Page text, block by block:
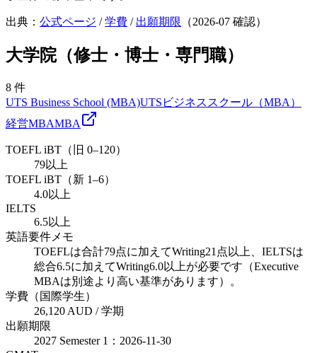
出典： 公式ページ /学費 / 出願期限 （2026-07 確認）
大学院（修士・博士・専門職）
8 件
UTS Business School (MBA)UTSビジネススクール（MBA）
経営MBAMBA
TOEFL iBT（旧 0–120）
79以上
TOEFL iBT（新 1–6）
4.0以上
IELTS
6.5以上
英語要件メモ
TOEFLは合計79点に加えてWriting21点以上、IELTSは
総合6.5に加えてWriting6.0以上が必要です（Executive
MBAは別途より高い基準があります）。
学費（国際学生）
26,120 AUD / 学期
出願期限
2027 Semester 1：2026-11-30